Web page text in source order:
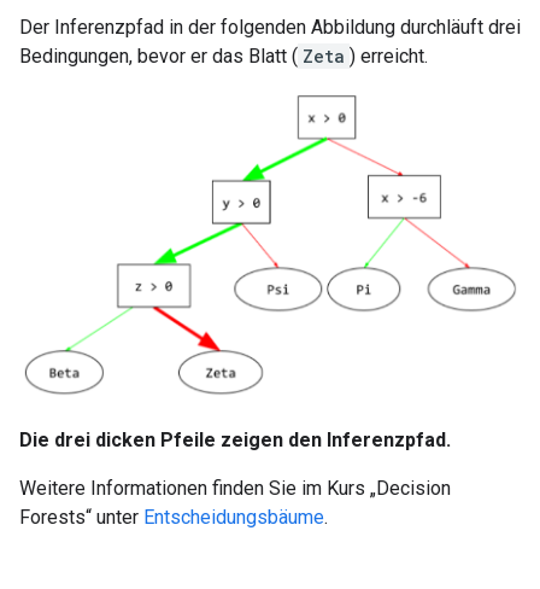
Der Inferenzpfad in der folgenden Abbildung durchläuft drei
Bedingungen, bevor er das Blatt ( Zeta ) erreicht.
Die drei dicken Pfeile zeigen den Inferenzpfad.
Weitere Informationen finden Sie im Kurs „Decision
Forests“ unter Entscheidungsbäume.